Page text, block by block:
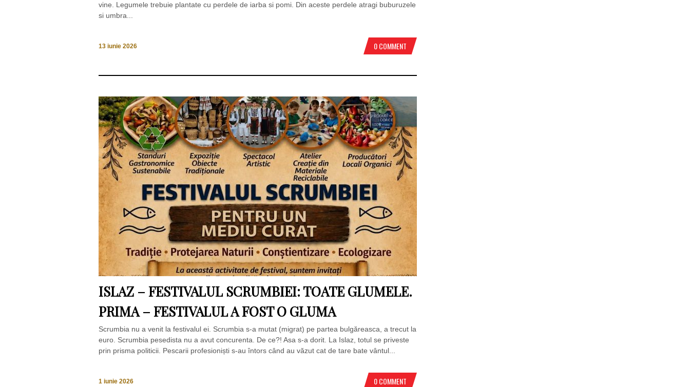
vine. Legumele trebuie plantate cu perdele de iarba si pomi. Din aceste perdele atragi buburuzele
si umbra...
13 iunie 2026 0 COMMENT
ISLAZ – FESTIVALUL SCRUMBIEI: TOATE GLUMELE.
PRIMA – FESTIVALUL A FOST O GLUMA
Scrumbia nu a venit la festivalul ei. Scrumbia s-a mutat (migrat) pe partea bulgăreasca, a trecut la
euro. Scrumbia pesedista nu a avut concurenta. De ce?! Asa s-a dorit. La Islaz, totul se priveste
prin prisma politicii. Pescarii profesioniști s-au întors când au văzut cat de tare bate vântul...
1 iunie 2026 0 COMMENT